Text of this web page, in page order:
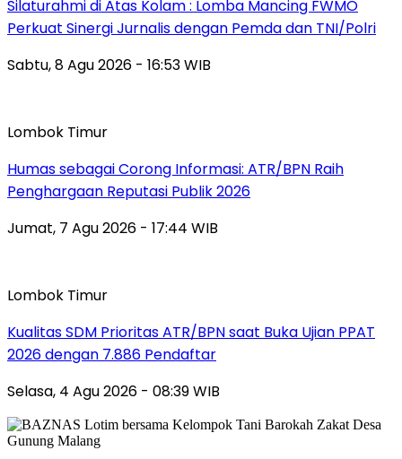
Silaturahmi di Atas Kolam : Lomba Mancing FWMO
Perkuat Sinergi Jurnalis dengan Pemda dan TNI/Polri
Sabtu, 8 Agu 2026 - 16:53 WIB
Lombok Timur
Humas sebagai Corong Informasi: ATR/BPN Raih
Penghargaan Reputasi Publik 2026
Jumat, 7 Agu 2026 - 17:44 WIB
Lombok Timur
Kualitas SDM Prioritas ATR/BPN saat Buka Ujian PPAT
2026 dengan 7.886 Pendaftar
Selasa, 4 Agu 2026 - 08:39 WIB